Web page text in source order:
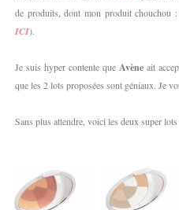
de produits, dont mon produit chouchou
ICI).
Je suis hyper contente que Avèneait
que les 2 lots proposées sont géniaux. Je
Sans plus attendre, voici les deux super